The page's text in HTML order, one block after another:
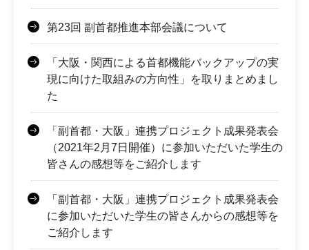
第23回 副首都推進本部会議について
「大阪・関西による首都機能バックアップの実
現に向けた取組みの方向性」を取りまとめまし
た
「副首都・大阪」連携プロジェクト成果発表会
（2021年2月7日開催）に参加いただいた学生の
皆さんの感想等をご紹介します
「副首都・大阪」連携プロジェクト成果発表会
に参加いただいた学生の皆さんからの感想等を
ご紹介します